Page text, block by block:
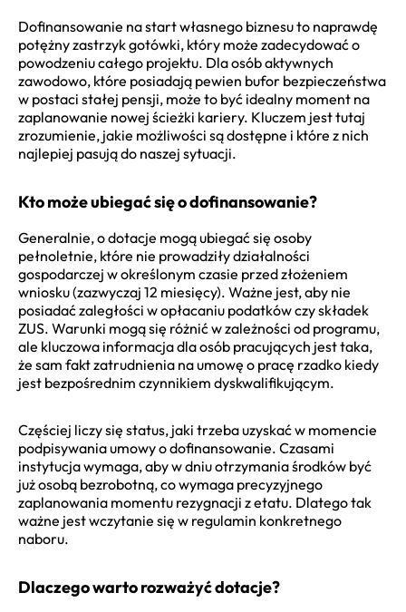
Dofinansowanie na start własnego biznesu to naprawdę
potężny zastrzyk gotówki, który może zadecydować o
powodzeniu całego projektu. Dla osób aktywnych
zawodowo, które posiadają pewien bufor bezpieczeństwa
w postaci stałej pensji, może to być idealny moment na
zaplanowanie nowej ścieżki kariery. Kluczem jest tutaj
zrozumienie, jakie możliwości są dostępne i które z nich
najlepiej pasują do naszej sytuacji.
Kto może ubiegać się o dofinansowanie?
Generalnie, o dotacje mogą ubiegać się osoby
pełnoletnie, które nie prowadziły działalności
gospodarczej w określonym czasie przed złożeniem
wniosku (zazwyczaj 12 miesięcy). Ważne jest, aby nie
posiadać zaległości w opłacaniu podatków czy składek
ZUS. Warunki mogą się różnić w zależności od programu,
ale kluczowa informacja dla osób pracujących jest taka,
że sam fakt zatrudnienia na umowę o pracę rzadko kiedy
jest bezpośrednim czynnikiem dyskwalifikującym.
Częściej liczy się status, jaki trzeba uzyskać w momencie
podpisywania umowy o dofinansowanie. Czasami
instytucja wymaga, aby w dniu otrzymania środków być
już osobą bezrobotną, co wymaga precyzyjnego
zaplanowania momentu rezygnacji z etatu. Dlatego tak
ważne jest wczytanie się w regulamin konkretnego
naboru.
Dlaczego warto rozważyć dotacje?